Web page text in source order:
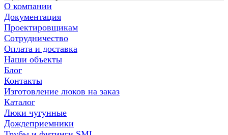
О компании
Документация
Проектировщикам
Сотрудничество
Оплата и доставка
Наши объекты
Блог
Контакты
Изготовление люков на заказ
Каталог
Люки чугунные
Дождеприемники